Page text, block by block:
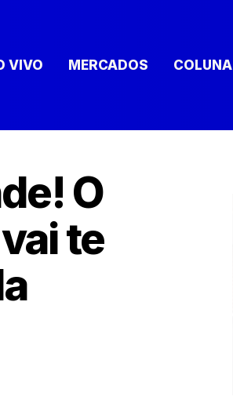
VIVO MERCADOS COLUNA
O
te